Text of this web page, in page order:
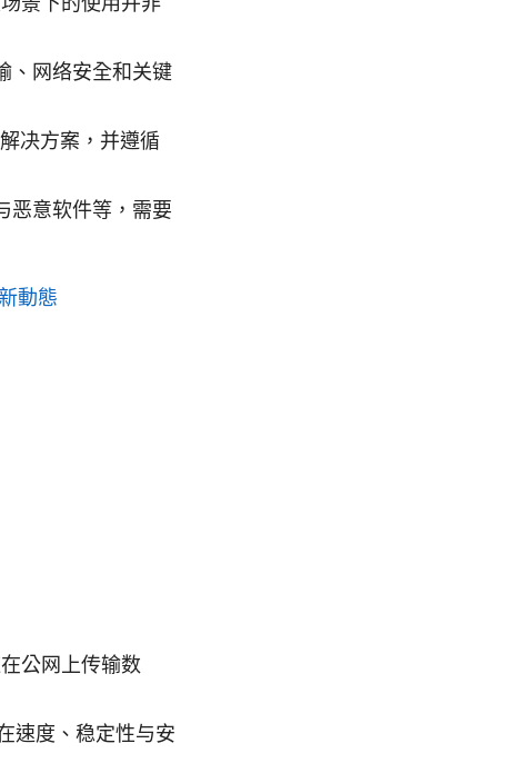
、网络安全和关键
决方案，并遵循
恶意软件等，需要
動態
公网上传输数
速度、稳定性与安